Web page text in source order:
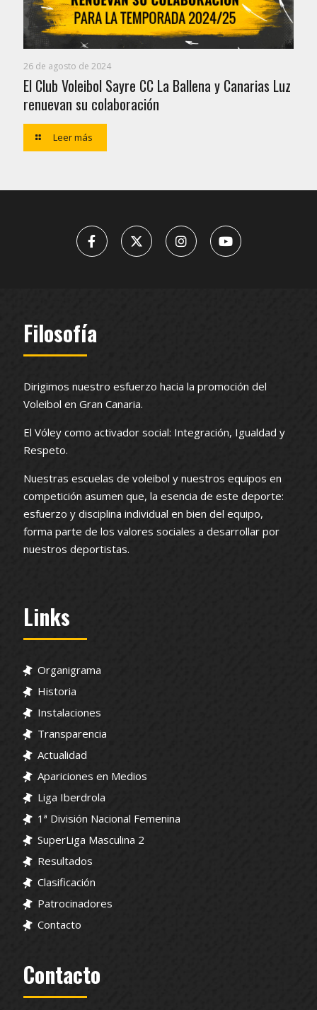
26 de agosto de 2024
El Club Voleibol Sayre CC La Ballena y Canarias Luz
renuevan su colaboración
Leer más
Filosofía
Dirigimos nuestro esfuerzo hacia la promoción del
Voleibol en Gran Canaria.
El Vóley como activador social: Integración, Igualdad y
Respeto.
Nuestras escuelas de voleibol y nuestros equipos en
competición asumen que, la esencia de este deporte:
esfuerzo y disciplina individual en bien del equipo,
forma parte de los valores sociales a desarrollar por
nuestros deportistas.
Links
Organigrama
Historia
Instalaciones
Transparencia
Actualidad
Apariciones en Medios
Liga Iberdrola
1ª División Nacional Femenina
SuperLiga Masculina 2
Resultados
Clasificación
Patrocinadores
Contacto
Contacto